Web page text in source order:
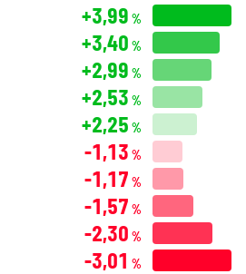
+3,99 %
+3,40 %
+2,99 %
+2,53 %
+2,25 %
-1,13 %
-1,17 %
-1,57 %
-2,30 %
-3,01 %